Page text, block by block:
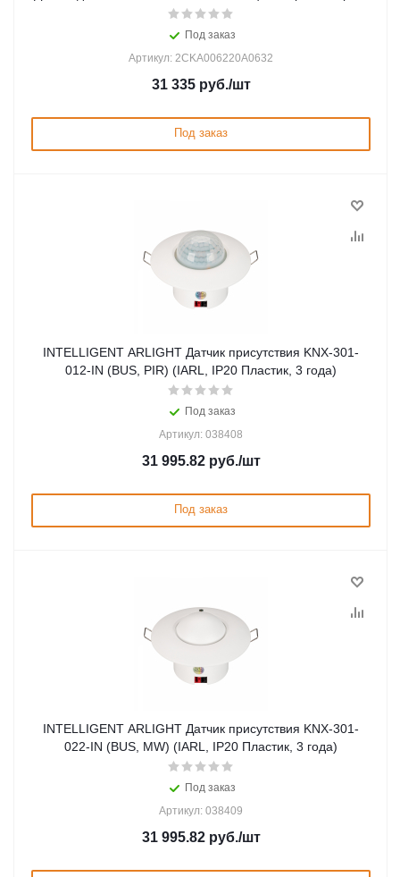
Под заказ
Артикул: 2CKA006220A0632
31 335руб./шт
Под заказ
INTELLIGENT ARLIGHT Датчик присутствия KNX-301-
012-IN (BUS, PIR) (IARL, IP20 Пластик, 3 года)
Под заказ
Артикул: 038408
31 995.82руб./шт
Под заказ
INTELLIGENT ARLIGHT Датчик присутствия KNX-301-
022-IN (BUS, MW) (IARL, IP20 Пластик, 3 года)
Под заказ
Артикул: 038409
31 995.82руб./шт